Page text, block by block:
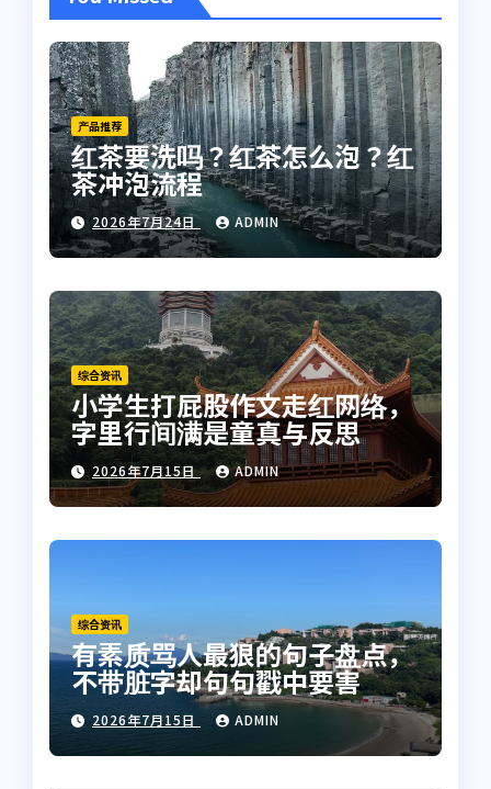
产品推荐
红茶要洗吗？红茶怎么泡？红
茶冲泡流程
2026年7月24日 ADMIN
综合资讯
小学生打屁股作文走红网络，
字里行间满是童真与反思
2026年7月15日 ADMIN
综合资讯
有素质骂人最狠的句子盘点，
不带脏字却句句戳中要害
2026年7月15日 ADMIN